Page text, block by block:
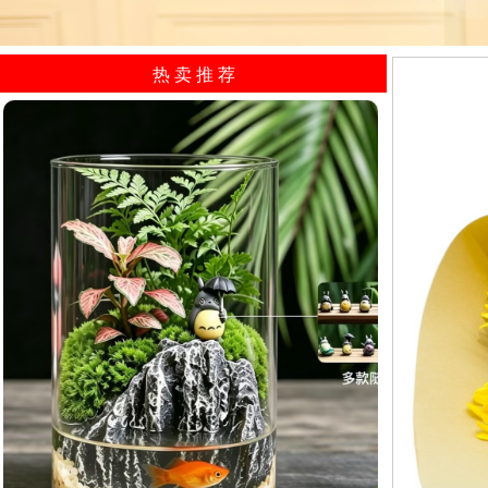
热 卖 推 荐​
山间小憩/生态植物微景观小型水...